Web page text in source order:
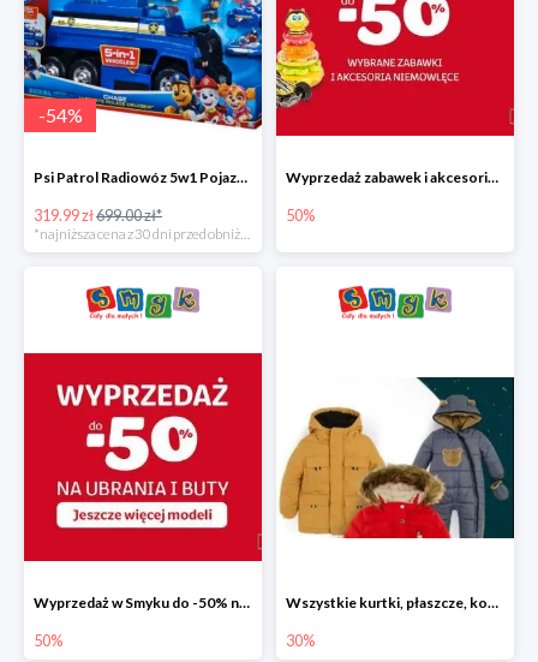
-54%
Psi Patrol Radiowóz 5w1 Pojazd ratunkowy z figurką Chase'a
319.99 zł699.00 zł*
Wyprzedaż zabawek i akcesoriów niemowlęcych w Smyku do -50%
50%
Wyprzedaż w Smyku do -50% na ubrania i buty
50%
Wszystkie kurtki, płaszcze, kombinezony i spodnie narciarskie -30%
30%